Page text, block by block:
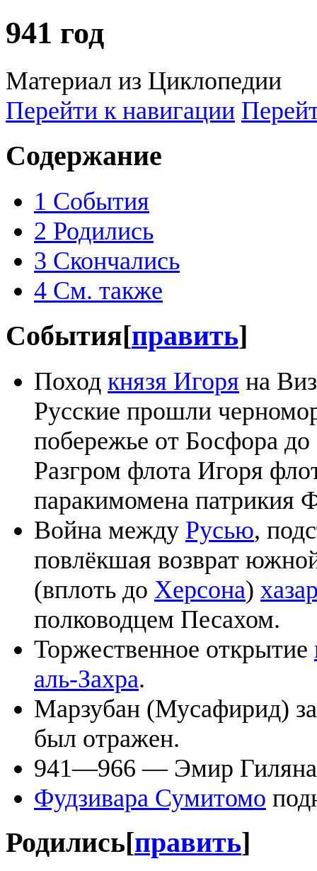
941 год
Материал из Циклопедии
Перейти к навигации
Содержание
1 События
2 Родились
3 Скончались
4 См. также
События[править]
Поход князя Игоря на
Русские прошли
побережье от Босфора
Разгром флота Игоря
паракимомена патрикия
Война между Русью,
повлёкшая возврат
(вплоть до Херсона)
полководцем Песахом.
Торжественное открытие
аль-Захра.
Марзубан (Мусафирид)
был отражен.
941—966 — Эмир Гиляна
Фудзивара Сумитомо
Родились[править]